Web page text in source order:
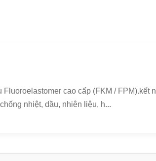
cao cấp (FKM / FPM).kết
nhiệt, dầu, nhiên liệu, h...